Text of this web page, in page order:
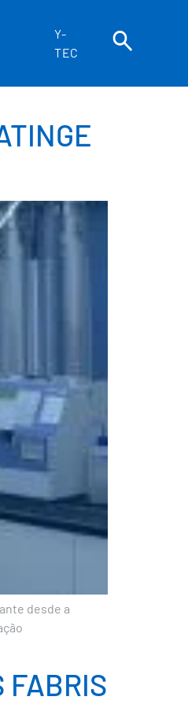
Y-
TEC
desde a
FABRIS